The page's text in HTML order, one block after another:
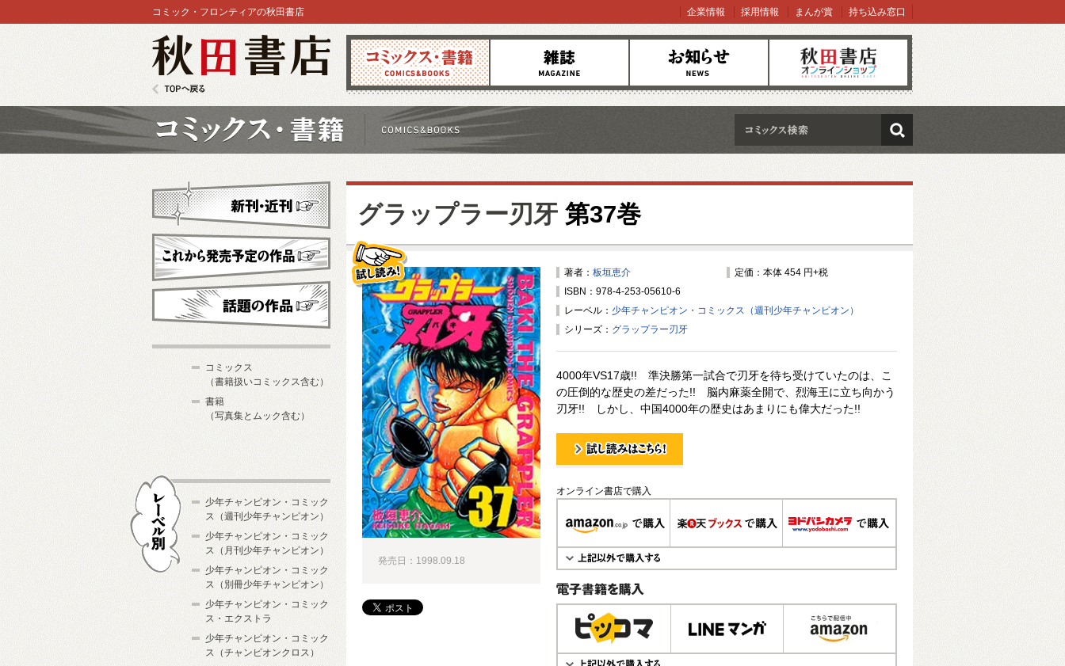
コミックス 雑誌 お知らせ オンラインショップ
コミック・フロンティアの秋田書店 企業情報 採用情報 まんが賞 持ち込み窓口
検索
グラップラー刃牙 第37巻
著者： 板垣恵介
定価：本体 454 円+税
ISBN：978-4-253-05610-6
レーベル： 少年チャンピオン・コミックス（週刊少年チャンピオン）
シリーズ： グラップラー刃牙
4000年VS17歳!! 準決勝第一試合で刃牙を待ち受けていたのは、こ
の圧倒的な歴史の差だった!! 脳内麻薬全開で、烈海王に立ち向かう
刃牙!! しかし、中国4000年の歴史はあまりにも偉大だった!!
試し読み！
オンライン書店で購入
電子書籍で購入
発売日：1998.09.18
新刊・近刊
これから発売予定
コミックス
（書籍扱いコミックス含む）
書籍
（写真集とムック含む）
少年チャンピオン・コミック
ス（週刊少年チャンピオン）
少年チャンピオン・コミック
ス（月刊少年チャンピオン）
少年チャンピオン・コミック
ス（別冊少年チャンピオン）
少年チャンピオン・コミック
ス・エクストラ
少年チャンピオン・コミック
ス（チャンピオンクロス）